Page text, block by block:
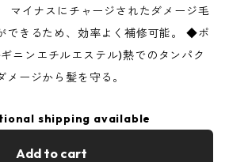
マイナスにチャージされたダメージ毛
できるため、効率よく補修可能。 ◆ポ
ニンエチルエステル)熱でのタンパク
ージから髪を守る。
shipping available
Add to cart